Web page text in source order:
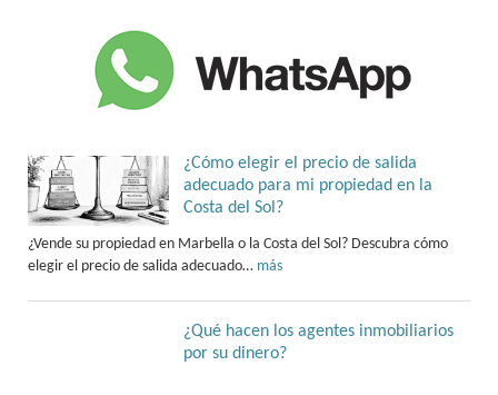
¿Cómo elegir el precio de salida
adecuado para mi propiedad en la
Costa del Sol?
¿Vende su propiedad en Marbella o la Costa del Sol? Descubra cómo
elegir el precio de salida adecuado… más
¿Qué hacen los agentes inmobiliarios
por su dinero?